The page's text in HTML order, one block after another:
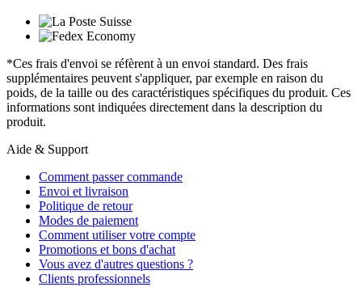
*Ces frais d'envoi se réfèrent à un envoi standard. Des frais
supplémentaires peuvent s'appliquer, par exemple en raison du
poids, de la taille ou des caractéristiques spécifiques du produit. Ces
informations sont indiquées directement dans la description du
produit.
Aide & Support
Comment passer commande
Envoi et livraison
Politique de retour
Modes de paiement
Comment utiliser votre compte
Promotions et bons d'achat
Vous avez d'autres questions ?
Clients professionnels